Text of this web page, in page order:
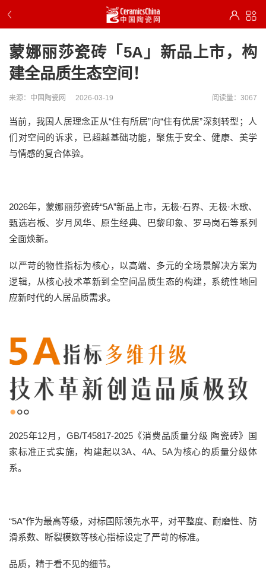
蒙娜丽莎瓷砖「5A」新品上市，构
建全品质生态空间！
来源：中国陶瓷网 2026-03-19 阅读量：3067
当前，我国人居理念正从“住有所居”向“住有优居”深刻转型；人
们对空间的诉求，已超越基础功能，聚焦于安全、健康、美学
与情感的复合体验。
2026年，蒙娜丽莎瓷砖“5A”新品上市，无极·石界、无极·木歌、
甄选岩板、岁月风华、原生经典、巴黎印象、罗马岗石等系列
全面焕新。
以严苛的物性指标为核心，以高端、多元的全场景解决方案为
逻辑，从核心技术革新到全空间品质生态的构建，系统性地回
应新时代的人居品质需求。
2025年12月，GB/T45817-2025《消费品质量分级 陶瓷砖》国
家标准正式实施，构建起以3A、4A、5A为核心的质量分级体
系。
“5A”作为最高等级，对标国际领先水平，对平整度、耐磨性、防
滑系数、断裂模数等核心指标设定了严苛的标准。
品质，精于看不见的细节。